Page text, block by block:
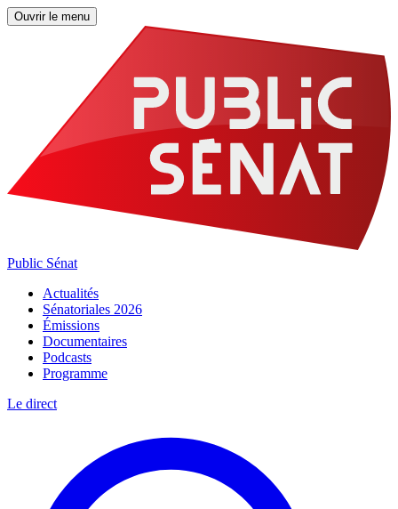
Ouvrir le menu
Public Sénat
Actualités
Sénatoriales 2026
Émissions
Documentaires
Podcasts
Programme
Le direct